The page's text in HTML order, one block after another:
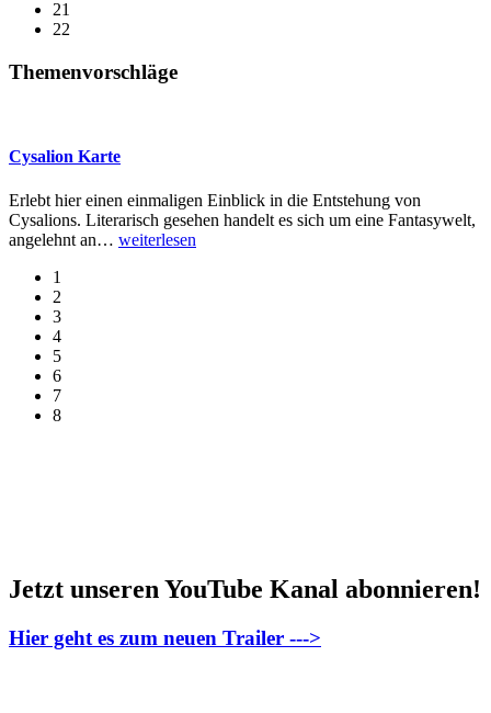
21
22
Themenvorschläge
Cysalion Karte
Erlebt hier einen einmaligen Einblick in die Entstehung von
Cysalions. Literarisch gesehen handelt es sich um eine Fantasywelt,
angelehnt an… weiterlesen
1
2
3
4
5
6
7
8
Jetzt unseren YouTube Kanal abonnieren!
Hier geht es zum neuen Trailer --->